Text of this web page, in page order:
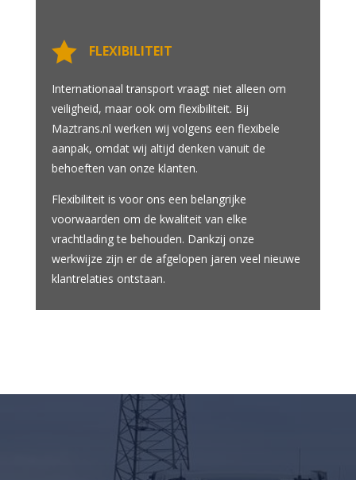
 FLEXIBILITEIT
Internationaal transport vraagt niet alleen om
veiligheid, maar ook om flexibiliteit. Bij
Maztrans.nl werken wij volgens een flexibele
aanpak, omdat wij altijd denken vanuit de
behoeften van onze klanten.
Flexibiliteit is voor ons een belangrijke
voorwaarden om de kwaliteit van elke
vrachtlading te behouden. Dankzij onze
werkwijze zijn er de afgelopen jaren veel nieuwe
klantrelaties ontstaan.